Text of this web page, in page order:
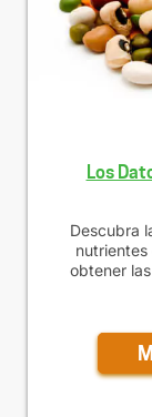
Los
Descubra
obtener